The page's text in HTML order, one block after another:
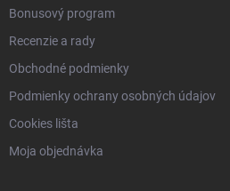
Bonusový program
Recenzie a rady
Obchodné podmienky
Podmienky ochrany osobných údajov
Cookies lišta
Moja objednávka